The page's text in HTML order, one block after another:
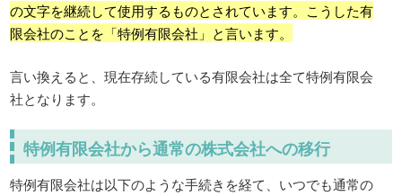
の文字を継続して使用するものとされています。こうした有
限会社のことを「特例有限会社」と言います。
言い換えると、現在存続している有限会社は全て特例有限会
社となります。
特例有限会社から通常の株式会社への移行
特例有限会社は以下のような手続きを経て、いつでも通常の